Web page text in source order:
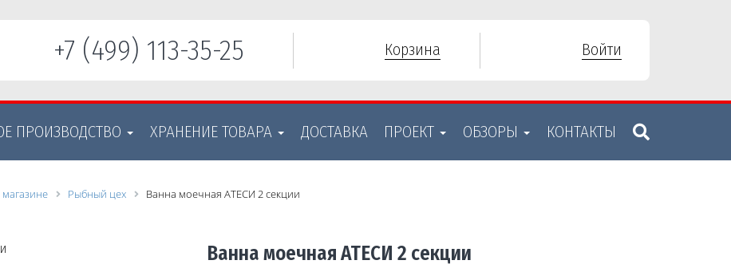
+7 (499) 113-35-25 Корзина Войти
ПРОИЗВОДСТВО ХРАНЕНИЕ ТОВАРА ДОСТАВКА ПРОЕКТ ОБЗОРЫ КОНТАКТЫ
Рыбный цех Ванна моечная АТЕСИ 2 секции
Ванна моечная АТЕСИ 2 секции